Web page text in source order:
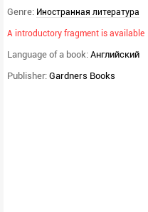
Genre: Иностранная литература
A introductory fragment is available
Language of a book: Английский
Publisher: Gardners Books